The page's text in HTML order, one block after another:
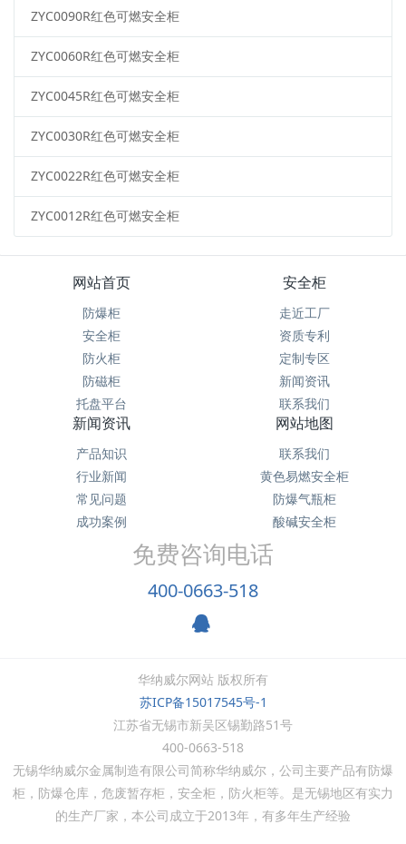
ZYC0090R红色可燃安全柜
ZYC0060R红色可燃安全柜
ZYC0045R红色可燃安全柜
ZYC0030R红色可燃安全柜
ZYC0022R红色可燃安全柜
ZYC0012R红色可燃安全柜
网站首页
防爆柜
安全柜
防火柜
防磁柜
托盘平台
安全柜
走近工厂
资质专利
定制专区
新闻资讯
联系我们
新闻资讯
产品知识
行业新闻
常见问题
成功案例
网站地图
联系我们
黄色易燃安全柜
防爆气瓶柜
酸碱安全柜
免费咨询电话
400-0663-518
华纳威尔网站 版权所有
苏ICP备15017545号-1
江苏省无锡市新吴区锡勤路51号
400-0663-518
无锡华纳威尔金属制造有限公司简称华纳威尔，公司主要产品有防爆
柜，防爆仓库，危废暂存柜，安全柜，防火柜等。是无锡地区有实力
的生产厂家，本公司成立于2013年，有多年生产经验